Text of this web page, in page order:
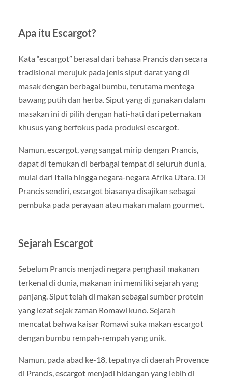
Apa itu Escargot?
Kata “escargot” berasal dari bahasa Prancis dan secara
tradisional merujuk pada jenis siput darat yang di
masak dengan berbagai bumbu, terutama mentega
bawang putih dan herba. Siput yang di gunakan dalam
masakan ini di pilih dengan hati-hati dari peternakan
khusus yang berfokus pada produksi escargot.
Namun, escargot, yang sangat mirip dengan Prancis,
dapat di temukan di berbagai tempat di seluruh dunia,
mulai dari Italia hingga negara-negara Afrika Utara. Di
Prancis sendiri, escargot biasanya disajikan sebagai
pembuka pada perayaan atau makan malam gourmet.
Sejarah Escargot
Sebelum Prancis menjadi negara penghasil makanan
terkenal di dunia, makanan ini memiliki sejarah yang
panjang. Siput telah di makan sebagai sumber protein
yang lezat sejak zaman Romawi kuno. Sejarah
mencatat bahwa kaisar Romawi suka makan escargot
dengan bumbu rempah-rempah yang unik.
Namun, pada abad ke-18, tepatnya di daerah Provence
di Prancis, escargot menjadi hidangan yang lebih di